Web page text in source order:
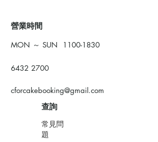
​營業時間
MON ～ SUN 1100-1830
6432 2700
cforcakebooking@gmail.com
查詢
常見問
題